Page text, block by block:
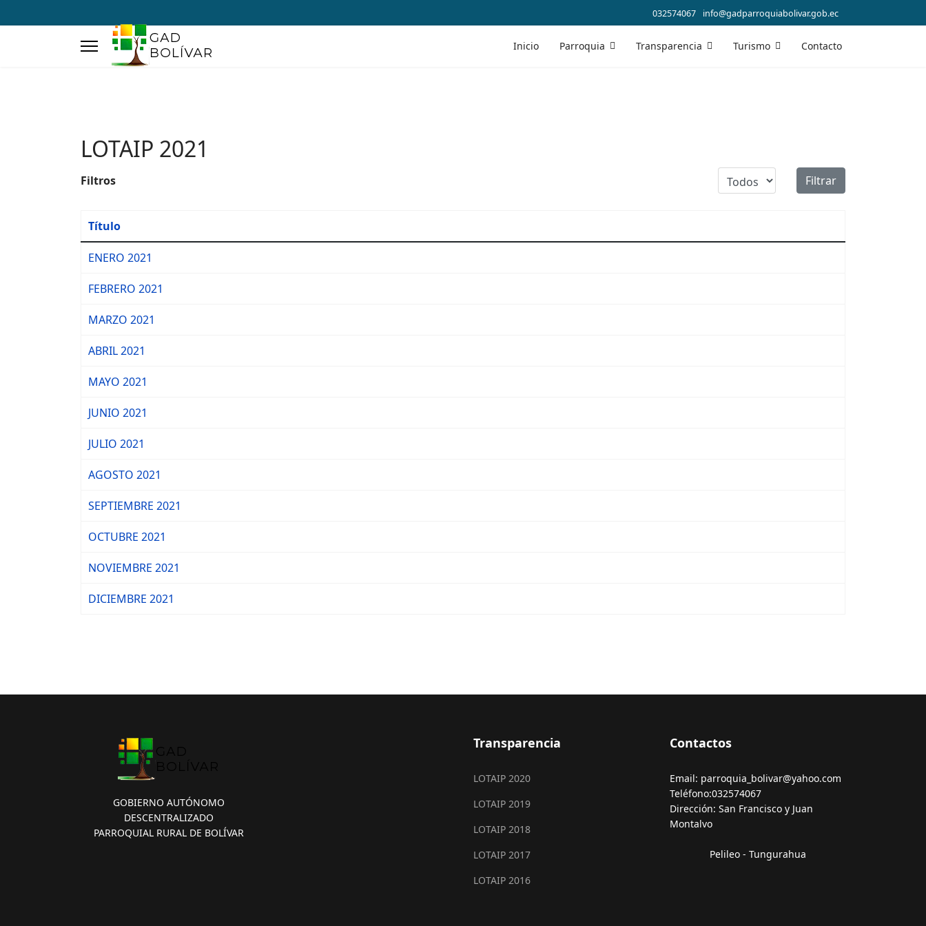
032574067 info@gadparroquiabolivar.gob.ec
Inicio Parroquia Transparencia Turismo Contacto
LOTAIP 2021
Filtros Cantidad a mostrarFiltrar
Título
ENERO 2021
FEBRERO 2021
MARZO 2021
ABRIL 2021
MAYO 2021
JUNIO 2021
JULIO 2021
AGOSTO 2021
SEPTIEMBRE 2021
OCTUBRE 2021
NOVIEMBRE 2021
DICIEMBRE 2021
GOBIERNO AUTÓNOMO
DESCENTRALIZADO
PARROQUIAL RURAL DE BOLÍVAR
Transparencia
LOTAIP 2020
LOTAIP 2019
LOTAIP 2018
LOTAIP 2017
LOTAIP 2016
Contactos
Email: parroquia_bolivar@yahoo.com
Teléfono:032574067
Dirección: San Francisco y Juan
Montalvo
Pelileo - Tungurahua